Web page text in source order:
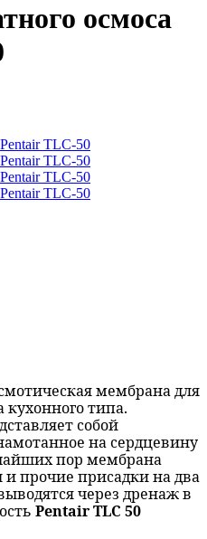
осмоса
мембрана для
кухонного типа.
собой
на сердцевину
пор мембрана
прочие присадки на два
через дренаж в
PentairTLC 50